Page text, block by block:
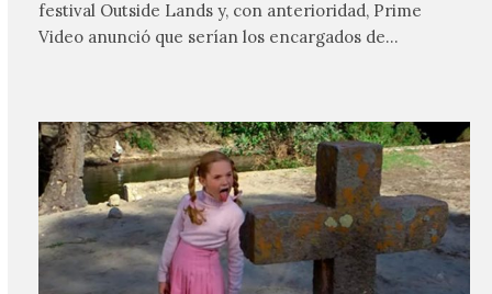
festival Outside Lands y, con anterioridad, Prime
Video anunció que serían los encargados de